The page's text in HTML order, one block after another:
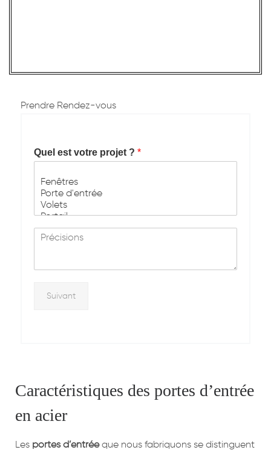
Prendre Rendez-vous
Quel est votre projet ? *
s
Suivant
Caractéristiques des portes d’entrée
en acier
Les portes d’entréeque nous fabriquons se distinguent